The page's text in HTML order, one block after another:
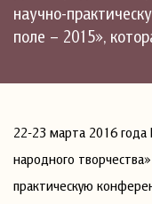
научно-
поле – 2015»,
22-23 марта 2016
народного
практическую